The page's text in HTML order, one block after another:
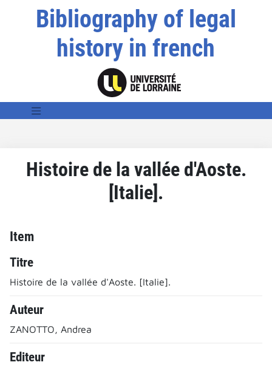
Bibliography of legal
history in french
Histoire de la vallée d'Aoste.
[Italie].
Item
Titre
Histoire de la vallée d'Aoste. [Italie].
Auteur
ZANOTTO, Andrea
Editeur